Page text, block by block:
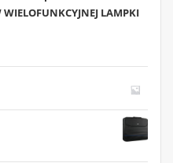
LAMPKI